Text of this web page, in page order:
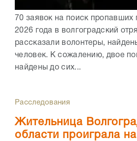
70 заявок на поиск пропавших
2026 года в волгоградский
рассказали волонтеры,
человек. К сожалению, двое
найдены до сих...
Расследования
Жительница
области проиграла